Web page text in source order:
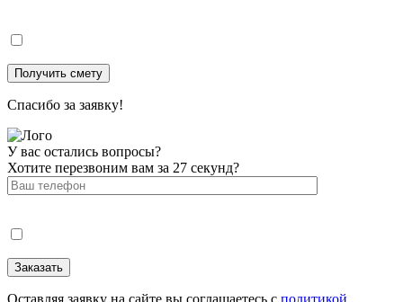
Спасибо за заявку!
У вас остались вопросы?
Хотите перезвоним вам за 27 секунд?